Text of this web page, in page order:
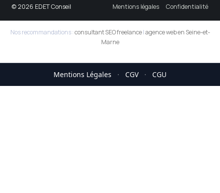
© 2026 EDET Conseil Mentions légales Confidentialité
Nos recommandations :consultant SEO freelance|agence web en Seine-et-
Marne
Mentions Légales · CGV · CGU